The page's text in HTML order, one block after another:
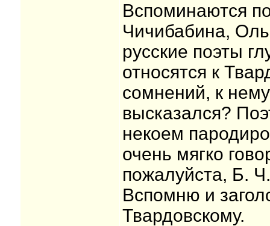
Вспоминаются
Чичибабина,
русские поэты
относятся к
сомнений, к
высказался?
некоем
очень мягко
пожалуйста, Б.
Вспомню и
Твардовскому.